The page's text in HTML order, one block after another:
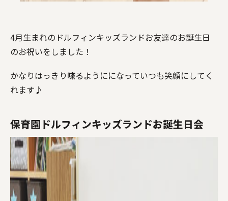
4月生まれのドルフィンキッズランドお友達のお誕生日
のお祝いをしました！
かなりはっきり喋るようにになっていつも笑顔にしてく
れます♪
保育園ドルフィンキッズランドお誕生日会